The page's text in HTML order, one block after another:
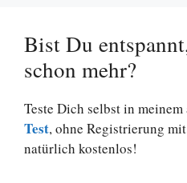
Bist Du
schon mehr?
Teste Dich selbst in
Test, ohne Registrierung
natürlich kostenlos!